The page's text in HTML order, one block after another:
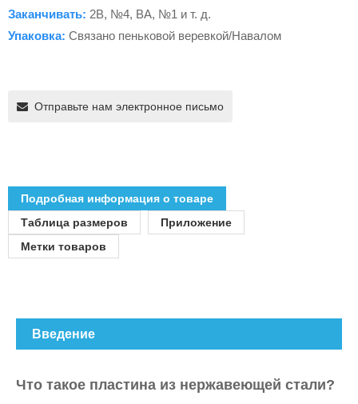
Заканчивать: 2B, №4, BA, №1 и т. д.
Упаковка: Связано пеньковой веревкой/Навалом
Отправьте нам электронное письмо
Подробная информация о товаре
Таблица размеров
Приложение
Метки товаров
Введение
Что такое пластина из нержавеющей стали?